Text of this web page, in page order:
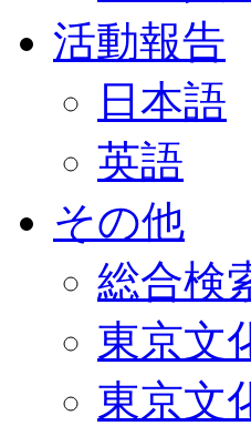
活動報告
日本語
英語
その他
総合検
東京文
東京文